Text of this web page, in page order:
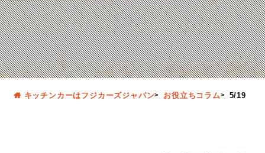
キッチンカーはフジカーズジャパン お役立ちコラム 5/19